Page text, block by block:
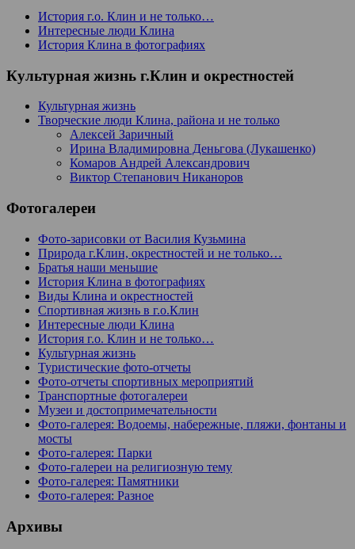
История г.о. Клин и не только…
Интересные люди Клина
История Клина в фотографиях
Культурная жизнь г.Клин и окрестностей
Культурная жизнь
Творческие люди Клина, района и не только
Алексей Заричный
Ирина Владимировна Деньгова (Лукашенко)
Комаров Андрей Александрович
Виктор Степанович Никаноров
Фотогалереи
Фото-зарисовки от Василия Кузьмина
Природа г.Клин, окрестностей и не только…
Братья наши меньшие
История Клина в фотографиях
Виды Клина и окрестностей
Спортивная жизнь в г.о.Клин
Интересные люди Клина
История г.о. Клин и не только…
Культурная жизнь
Туристические фото-отчеты
Фото-отчеты спортивных мероприятий
Транспортные фотогалереи
Музеи и достопримечательности
Фото-галерея: Водоемы, набережные, пляжи, фонтаны и
мосты
Фото-галерея: Парки
Фото-галереи на религиозную тему
Фото-галерея: Памятники
Фото-галерея: Разное
Архивы